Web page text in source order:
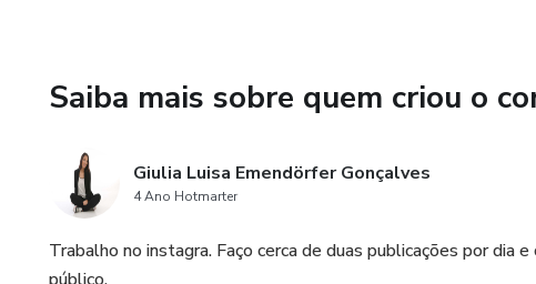
Às vezes não é erro de contagem.
Saiba mais sobre quem criou o
Giulia Luisa Emendörfer Gonçalves
4 Ano Hotmarter
Trabalho no instagra. Faço cerca de duas publicações por dia